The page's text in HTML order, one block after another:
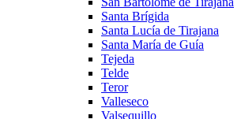
Santa Brígida
Santa Lucía de Tirajana
Santa María de Guía
Tejeda
Telde
Teror
Valleseco
Valsequillo